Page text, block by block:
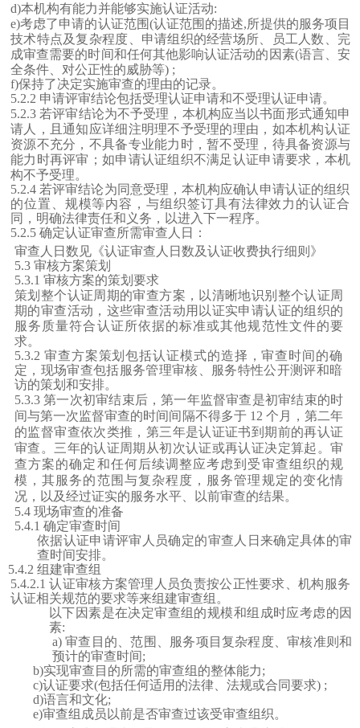
d)本机构有能力并能够实施认证活动:
e)考虑了申请的认证范围(认证范围的描述,所提供的服务项目
技术特点及复杂程度、申请组织的经营场所、员工人数、完
成审查需要的时间和任何其他影响认证活动的因素(语言、安
全条件、对公正性的威胁等) ;
f)保持了决定实施审查的理由的记录。
5.2.2 申请评审结论包括受理认证申请和不受理认证申请。
5.2.3 若评审结论为不予受理，本机构应当以书面形式通知申
请人，且通知应详细注明理不予受理的理由，如本机构认证
资源不充分，不具备专业能力时，暂不受理，待具备资源与
能力时再评审；如申请认证组织不满足认证申请要求，本机
构不予受理。
5.2.4 若评审结论为同意受理，本机构应确认申请认证的组织
的位置、规模等内容，与组织签订具有法律效力的认证合
同，明确法律责任和义务，以进入下一程序。
5.2.5 确定认证审查所需审查人日：
审查人日数见 《认证审查人日数及认证收费执行细则》
5.3 审核方案策划
5.3.1 审核方案的策划要求
策划整个认证周期的审查方案，以清晰地识别整个认证周
期的审查活动，这些审查活动用以证实申请认证的组织的
服务质量符合认证所依据的标准或其他规范性文件的要
求。
5.3.2 审查方案策划包括认证模式的造择，审查时间的确
定，现场审查包括服务管理审核、服务特性公开测评和暗
访的策划和安排。
5.3.3 第一次初审结束后，第一年监督审查是初审结束的时
间与第一次监督审查的时间间隔不得多于 12 个月，第二年
的监督审查依次类推，第三年是认证证书到期前的再认证
审查。三年的认证周期从初次认证或再认证决定算起。审
查方案的确定和任何后续调整应考虑到受审查组织的规
模，其服务的范围与复杂程度，服务管理规定的变化情
况，以及经过证实的服务水平、以前审查的结果。
5.4 现场审查的准备
5.4.1 确定审查时间
依据认证申请评审人员确定的审查人日来确定具体的审
查时间安排。
5.4.2 组建审查组
5.4.2.1 认证审核方案管理人员负责按公正性要求、机构服务
认证相关规范的要求等来组建审查组。
以下因素是在决定审查组的规模和组成时应考虑的因
素:
a)审查目的、范围、服务项目复杂程度、审核准则和
预计的审查时间;
b)实现审查目的所需的审查组的整体能力;
c)认证要求(包括任何适用的法律、法规或合同要求) ;
d)语言和文化;
e)审查组成员以前是否审查过该受审查组织。